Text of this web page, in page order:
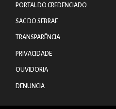
PORTAL DO CREDENCIADO
SAC DO SEBRAE
TRANSPARÊNCIA
PRIVACIDADE
OUVIDORIA
DENUNCIA